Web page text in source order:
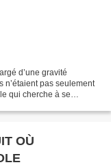
d’une gravité
n’étaient pas seulement
qui cherche à se
OÙ